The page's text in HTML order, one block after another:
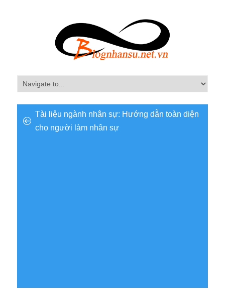
Tài liệu ngành nhân sự: Hướng dẫn toàn diện
cho người làm nhân sự